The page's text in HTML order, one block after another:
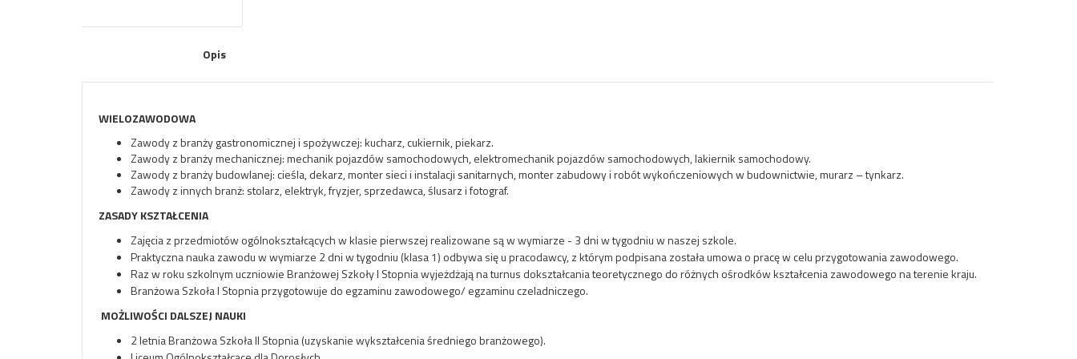
Opis
WIELOZAWODOWA
Zawody z branży gastronomicznej i spożywczej: kucharz, cukiernik, piekarz.
Zawody z branży mechanicznej: mechanik pojazdów samochodowych, elektromechanik pojazdów samochodowych, lakiernik samochodowy.
Zawody z branży budowlanej: cieśla, dekarz, monter sieci i instalacji sanitarnych, monter zabudowy i robót wykończeniowych w budownictwie, murarz – tynkarz.
Zawody z innych branż: stolarz, elektryk, fryzjer, sprzedawca, ślusarz i fotograf.
ZASADY KSZTAŁCENIA
Zajęcia z przedmiotów ogólnokształcących w klasie pierwszej realizowane są w wymiarze - 3 dni w tygodniu w naszej szkole.
Praktyczna nauka zawodu w wymiarze 2 dni w tygodniu (klasa 1) odbywa się u pracodawcy, z którym podpisana została umowa o pracę w celu przygotowania zawodowego.
Raz w roku szkolnym uczniowie Branżowej Szkoły I Stopnia wyjeżdżają na turnus dokształcania teoretycznego do różnych ośrodków kształcenia zawodowego na terenie kraju.
Branżowa Szkoła I Stopnia przygotowuje do egzaminu zawodowego/ egzaminu czeladniczego.
MOŻLIWOŚCI DALSZEJ NAUKI
2 letnia Branżowa Szkoła II Stopnia (uzyskanie wykształcenia średniego branżowego).